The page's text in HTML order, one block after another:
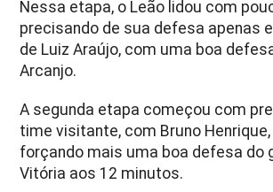
Nessa etapa, o Leão lidou com
precisando de sua defesa apenas
de Luiz Araújo, com uma boa
Arcanjo.
A segunda etapa começou com
time visitante, com Bruno
forçando mais uma boa defesa do
Vitória aos 12 minutos.